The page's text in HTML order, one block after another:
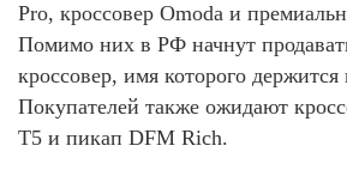
Pro, кроссовер Omoda и
Помимо них в РФ начнут
кроссовер, имя которого держится
Покупателей также ожидают
T5 и пикап DFM Rich.